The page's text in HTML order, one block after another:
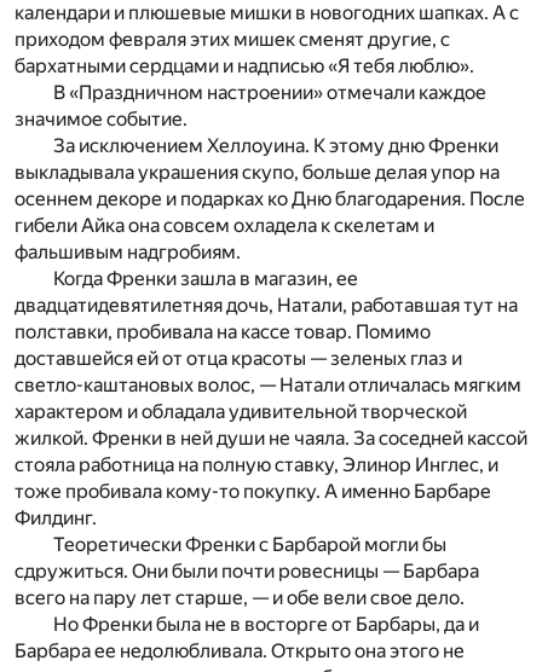
календари и плюшевые мишки в новогодних шапках. А с
приходом февраля этих мишек сменят другие, с
бархатными сердцами и надписью «Я тебя люблю».
В «Праздничном настроении» отмечали каждое
значимое событие.
За исключением Хеллоуина. К этому дню Френки
выкладывала украшения скупо, больше делая упор на
осеннем декоре и подарках ко Дню благодарения. После
гибели Айка она совсем охладела к скелетам и
фальшивым надгробиям.
Когда Френки зашла в магазин, ее
двадцатидевятилетняя дочь, Натали, работавшая тут на
полставки, пробивала на кассе товар. Помимо
доставшейся ей от отца красоты — зеленых глаз и
светло-каштановых волос, — Натали отличалась мягким
характером и обладала удивительной творческой
жилкой. Френки в ней души не чаяла. За соседней кассой
стояла работница на полную ставку, Элинор Инглес, и
тоже пробивала кому-то покупку. А именно Барбаре
Филдинг.
Теоретически Френки с Барбарой могли бы
сдружиться. Они были почти ровесницы — Барбара
всего на пару лет старше, — и обе вели свое дело.
Но Френки была не в восторге от Барбары, да и
Барбара ее недолюбливала. Открыто она этого не